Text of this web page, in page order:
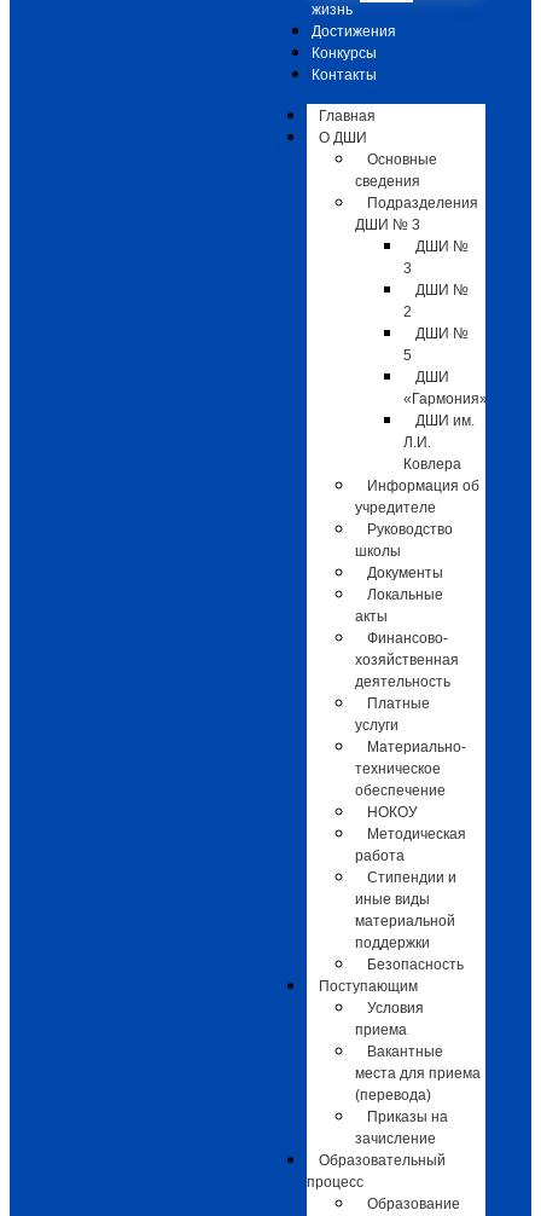
жизнь
Достижения
Конкурсы
Контакты
Главная
О ДШИ
Основные
сведения
Подразделения
ДШИ № 3
ДШИ №
3
ДШИ №
2
ДШИ №
5
ДШИ
«Гармония»
ДШИ им.
Л.И.
Ковлера
Информация об
учредителе
Руководство
школы
Документы
Локальные
акты
Финансово-
хозяйственная
деятельность
Платные
услуги
Материально-
техническое
обеспечение
НОКОУ
Методическая
работа
Стипендии и
иные виды
материальной
поддержки
Безопасность
Поступающим
Условия
приема
Вакантные
места для приема
(перевода)
Приказы на
зачисление
Образовательный
процесс
Образование